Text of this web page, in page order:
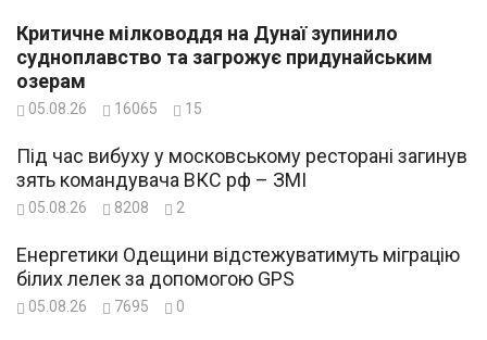
Критичне мілководдя на Дунаї зупинило
судноплавство та загрожує придунайським
озерам
05.08.26 16065 15
Під час вибуху у московському ресторані загинув
зять командувача ВКС рф – ЗМІ
05.08.26 8208 2
Енергетики Одещини відстежуватимуть міграцію
білих лелек за допомогою GPS
05.08.26 7695 0